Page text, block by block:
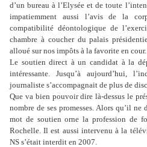
d’un bureau à l’Elysée et de toute
impatiemment aussi l’avis de la
compatibilité déontologique de
chambre à coucher du palais
alloué sur nos impôts à la favorite en cour.
Le soutien direct à un candidat à la
intéressante. Jusqu’à aujourd’hui,
journaliste s’accompagnait de plus de
Que va bien pouvoir dire là-dessus le
nombre de ses promesses. Alors qu’il
mot de soutien orne la profession de
Rochelle. Il est aussi intervenu à la
NS s’était interdit en 2007.